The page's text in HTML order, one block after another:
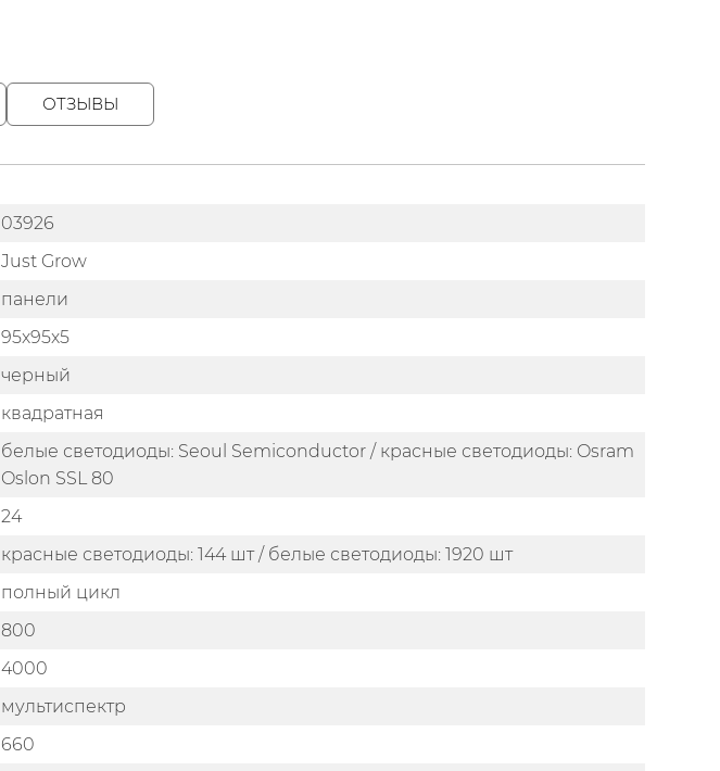
ОТЗЫВЫ
03926
Just Grow
панели
95х95х5
черный
квадратная
белые светодиоды: Seoul Semiconductor / красные светодиоды: Osram
Oslon SSL 80
24
красные светодиоды: 144 шт / белые светодиоды: 1920 шт
полный цикл
800
4000
мультиспектр
660